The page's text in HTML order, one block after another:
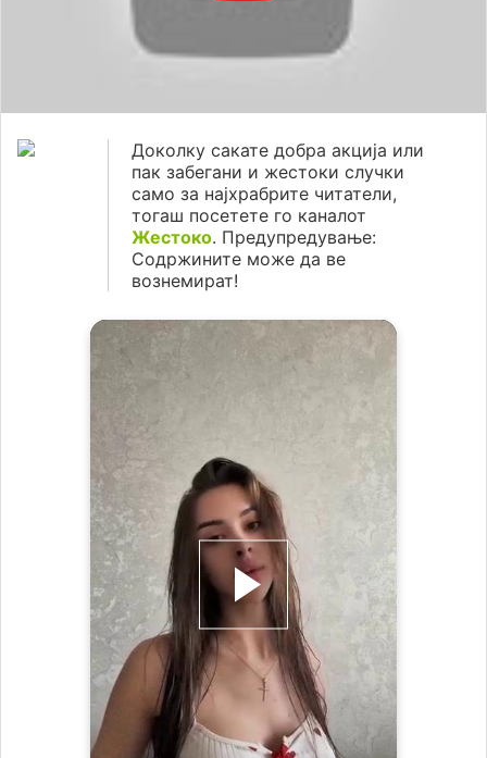
Доколку сакате добра акција или
пак забегани и жестоки случки
само за најхрабрите читатели,
тогаш посетете го каналот
Жестоко. Предупредување:
Содржините може да ве
вознемират!